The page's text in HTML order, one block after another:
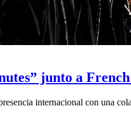
junto a
internacional con una